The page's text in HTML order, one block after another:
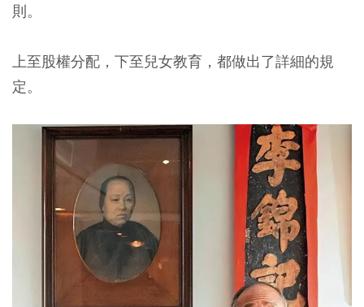
則。
上至股權分配，下至兒女教育，都做出了詳細的規
定。